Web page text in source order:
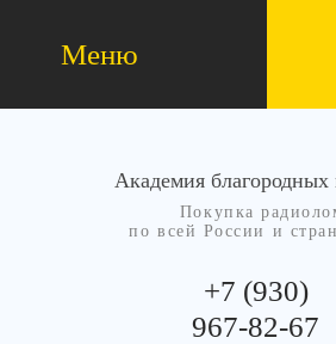
Меню
Академия благородных
Покупка
по всей России и
+7 (930)
967-82-67